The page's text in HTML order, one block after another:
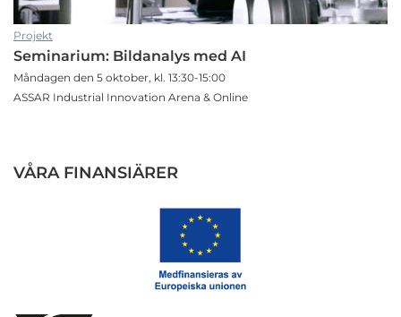
Projekt
Seminarium: Bildanalys med AI
Måndagen den 5 oktober, kl. 13:30-15:00
ASSAR Industrial Innovation Arena & Online
VÅRA FINANSIÄRER